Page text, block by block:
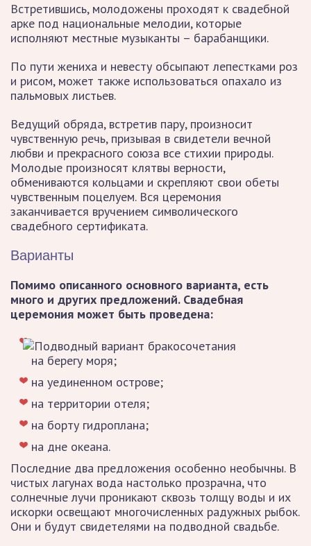
Встретившись, молодожены проходят к свадебной
арке под национальные мелодии, которые
исполняют местные музыканты – барабанщики.
По пути жениха и невесту обсыпают лепестками роз
и рисом, может также использоваться опахало из
пальмовых листьев.
Ведущий обряда, встретив пару, произносит
чувственную речь, призывая в свидетели вечной
любви и прекрасного союза все стихии природы.
Молодые произносят клятвы верности,
обмениваются кольцами и скрепляют свои обеты
чувственным поцелуем. Вся церемония
заканчивается вручением символического
свадебного сертификата.
Варианты
Помимо описанного основного варианта, есть
много и других предложений. Свадебная
церемония может быть проведена:
на берегу моря;
на уединенном острове;
на территории отеля;
на борту гидроплана;
на дне океана.
Последние два предложения особенно необычны. В
чистых лагунах вода настолько прозрачна, что
солнечные лучи проникают сквозь толщу воды и их
искорки освещают многочисленных радужных рыбок.
Они и будут свидетелями на подводной свадьбе.